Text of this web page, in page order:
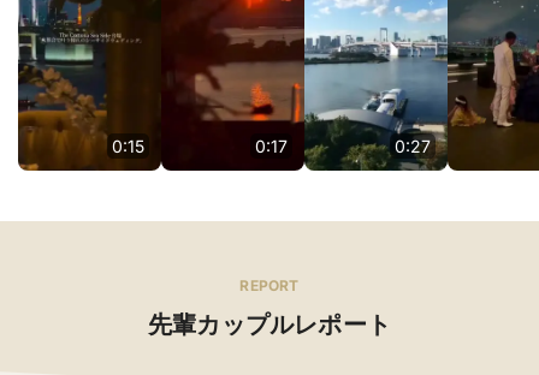
0:15 0:17 0:27
REPORT
先輩カップルレポート